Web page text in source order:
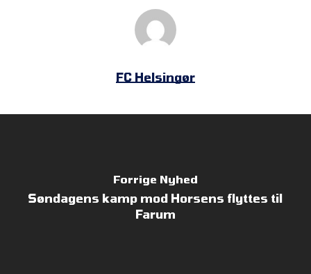
FC Helsingør
Forrige Nyhed
Søndagens kamp mod Horsens flyttes til
Farum